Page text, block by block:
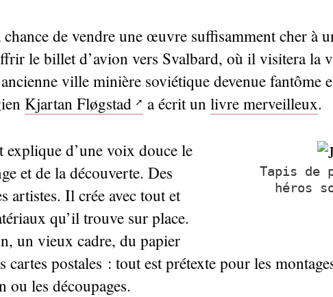
de vendre une œuvre suffisamment cher à
le billet d’avion vers Svalbard, où il visitera la
ville minière soviétique devenue fantôme
Kjartan Fløgstad a écrit un livre merveilleux.
Tapis de
héros
d’une voix douce le
et de la découverte. Des
artistes. Il crée avec tout et
qu’il trouve sur place.
un vieux cadre, du papier
cartes postales : tout est prétexte pour les
ou les découpages.